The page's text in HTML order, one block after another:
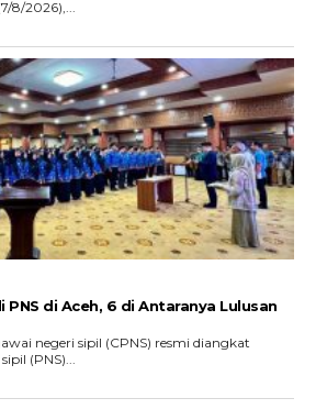
8/2026),...
PNS di Aceh, 6 di Antaranya Lulusan
negeri sipil (CPNS) resmi diangkat
(PNS)...